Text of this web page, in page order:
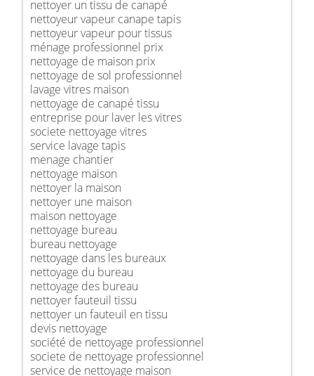
nettoyer un tissu de canapé
nettoyeur vapeur canape tapis
nettoyeur vapeur pour tissus
ménage professionnel prix
nettoyage de maison prix
nettoyage de sol professionnel
lavage vitres maison
nettoyage de canapé tissu
entreprise pour laver les vitres
societe nettoyage vitres
service lavage tapis
menage chantier
nettoyage maison
nettoyer la maison
nettoyer une maison
maison nettoyage
nettoyage bureau
bureau nettoyage
nettoyage dans les bureaux
nettoyage du bureau
nettoyage des bureau
nettoyer fauteuil tissu
nettoyer un fauteuil en tissu
devis nettoyage
société de nettoyage professionnel
societe de nettoyage professionnel
service de nettoyage maison